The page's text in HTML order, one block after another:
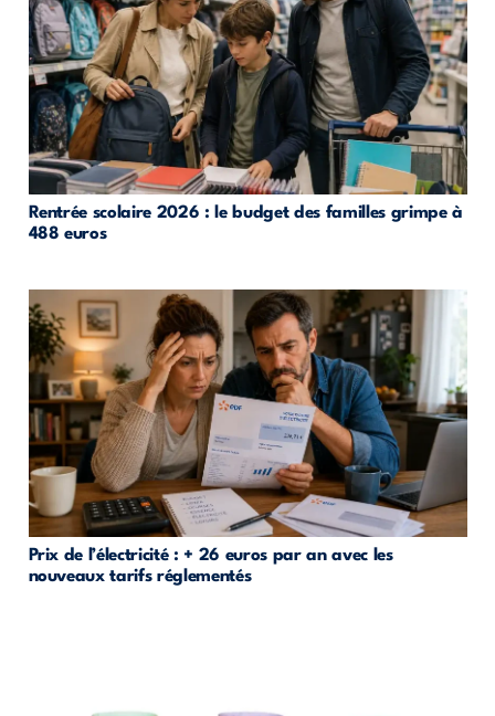
Rentrée scolaire 2026 : le budget des familles grimpe à
488 euros
Prix de l’électricité : + 26 euros par an avec les
nouveaux tarifs réglementés